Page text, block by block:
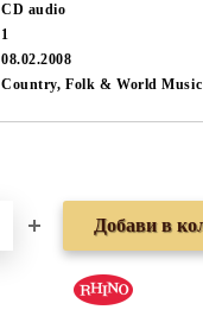
CD audio
1
08.02.2008
Country, Folk & World Music